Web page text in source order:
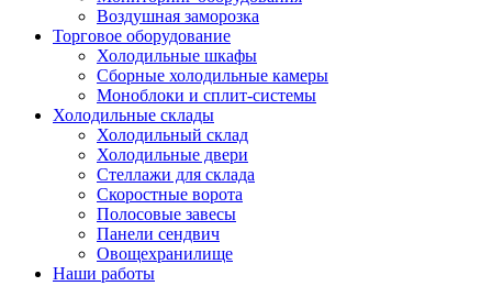
Воздушная заморозка
Торговое оборудование
Холодильные шкафы
Сборные холодильные камеры
Моноблоки и сплит-системы
Холодильные склады
Холодильный склад
Холодильные двери
Стеллажи для склада
Скоростные ворота
Полосовые завесы
Панели сендвич
Овощехранилище
Наши работы